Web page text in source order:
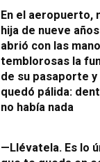
En el aeropuerto,
hija de nueve años
abrió con las
temblorosas la
de su pasaporte y
quedó pálida:
no había nada
—Llévatela. Es lo